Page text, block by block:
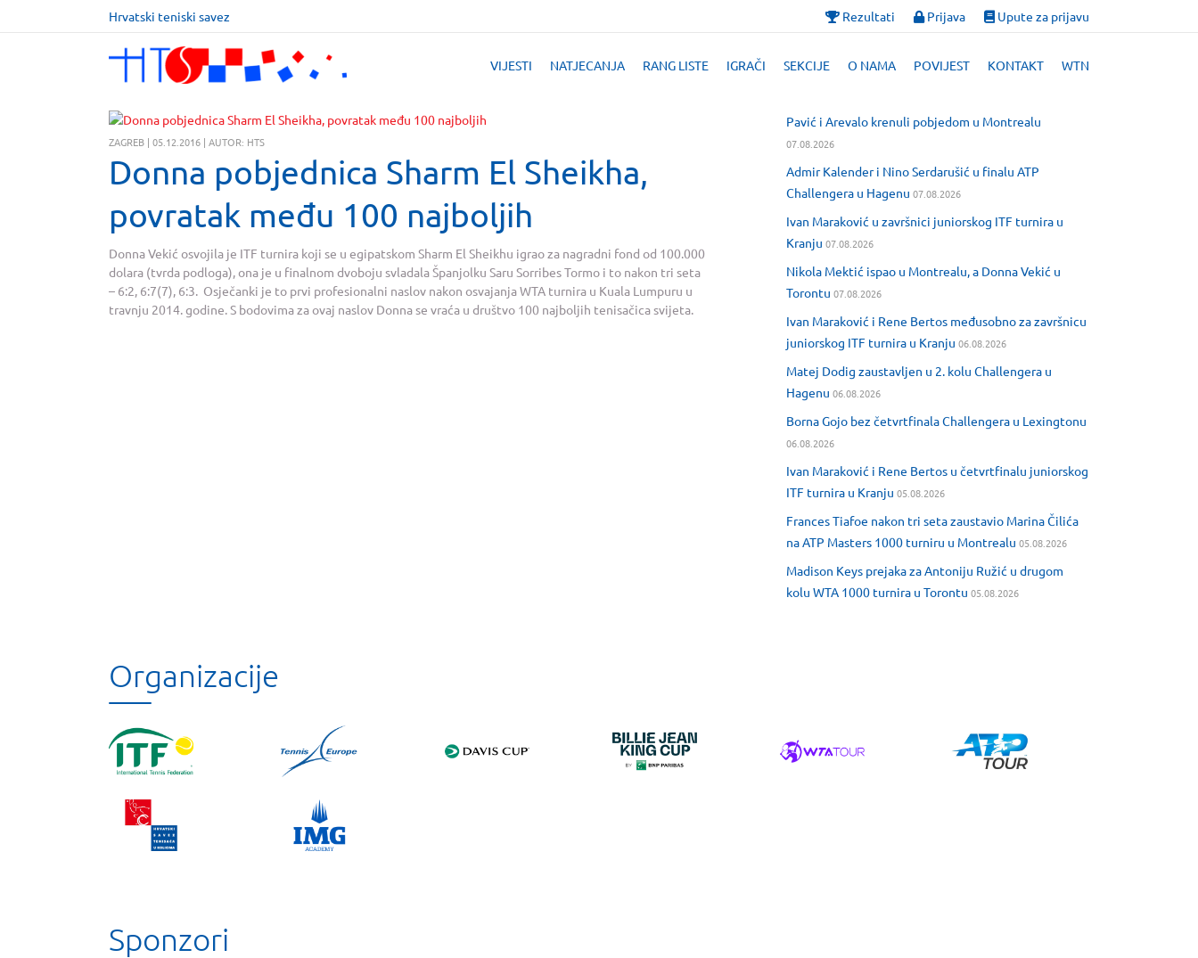
Hrvatski teniski savez Rezultati Prijava Upute za prijavu
VIJESTI NATJECANJA RANG LISTE IGRAČI SEKCIJE O NAMA POVIJEST KONTAKT WTN
ZAGREB | 05.12.2016 | AUTOR: HTS
Donna pobjednica Sharm El Sheikha,
povratak među 100 najboljih
Donna Vekić osvojila je ITF turnira koji se u egipatskom Sharm El Sheikhu igrao za nagradni fond od 100.000
dolara (tvrda podloga), ona je u finalnom dvoboju svladala Španjolku Saru Sorribes Tormo i to nakon tri seta
– 6:2, 6:7(7), 6:3. Osječanki je to prvi profesionalni naslov nakon osvajanja WTA turnira u Kuala Lumpuru u
travnju 2014. godine. S bodovima za ovaj naslov Donna se vraća u društvo 100 najboljih tenisačica svijeta.
Pavić i Arevalo krenuli pobjedom u Montrealu
07.08.2026
Admir Kalender i Nino Serdarušić u finalu ATP
Challengera u Hagenu 07.08.2026
Ivan Maraković u završnici juniorskog ITF turnira u
Kranju 07.08.2026
Nikola Mektić ispao u Montrealu, a Donna Vekić u
Torontu 07.08.2026
Ivan Maraković i Rene Bertos međusobno za završnicu
juniorskog ITF turnira u Kranju 06.08.2026
Matej Dodig zaustavljen u 2. kolu Challengera u
Hagenu 06.08.2026
Borna Gojo bez četvrtfinala Challengera u Lexingtonu
06.08.2026
Ivan Maraković i Rene Bertos u četvrtfinalu juniorskog
ITF turnira u Kranju 05.08.2026
Frances Tiafoe nakon tri seta zaustavio Marina Čilića
na ATP Masters 1000 turniru u Montrealu 05.08.2026
Madison Keys prejaka za Antoniju Ružić u drugom
kolu WTA 1000 turnira u Torontu 05.08.2026
Organizacije
Sponzori